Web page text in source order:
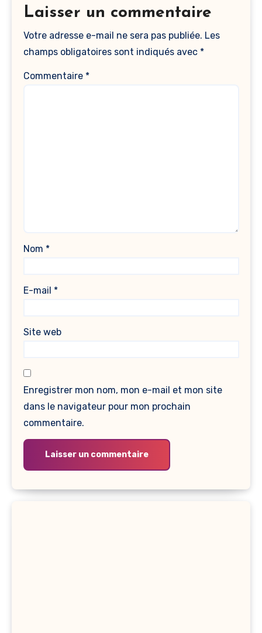
Laisser un commentaire
Votre adresse e-mail ne sera pas publiée. Les
champs obligatoires sont indiqués avec *
Commentaire *
Nom *
E-mail *
Site web
Enregistrer mon nom, mon e-mail et mon site
dans le navigateur pour mon prochain
commentaire.